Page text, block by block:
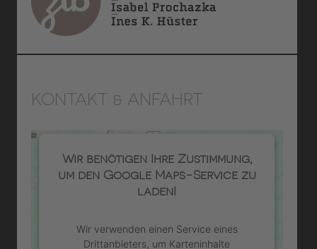
KONTAKT & ANFAHRT
Wir benötigen Ihre Zustimmung,
um den Google Maps-Service zu
laden!
Wir verwenden einen Service eines
Drittanbieters, um Karteninhalte